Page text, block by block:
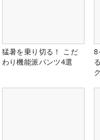
猛暑を乗り切る！ こだ
わり機能派パンツ4選